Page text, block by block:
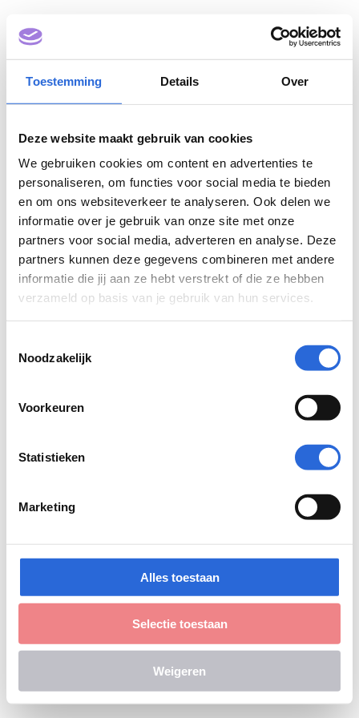
Toestemming Details Over
Deze website maakt gebruik van cookies
We gebruiken cookies om content en advertenties te
personaliseren, om functies voor social media te bieden
en om ons websiteverkeer te analyseren. Ook delen we
informatie over je gebruik van onze site met onze
partners voor social media, adverteren en analyse. Deze
partners kunnen deze gegevens combineren met andere
informatie die jij aan ze hebt verstrekt of die ze hebben
verzameld op basis van je gebruik van hun services.
Noodzakelijk
Voorkeuren
Statistieken
Marketing
Alles toestaan
Selectie toestaan
Weigeren
Deze inhoud is beschermd met een wachtwoord. Voer